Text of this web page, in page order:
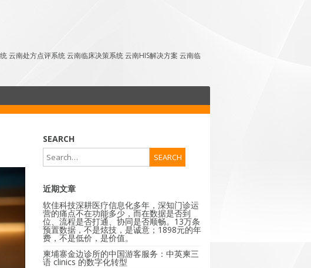
云南处方点评系统 云南临床决策系统 云南HIS解决方案 云南临
SEARCH
近期文章
软佳科技深耕医疗信息化多年，深知门诊运
营的痛点不在功能多少，而在数据是否到
位、流程是否打通、协同是否顺畅。13万条
预置数据，不是炫技，是诚意；1898元的年
费，不是低价，是价值。
柬埔寨金边诊所的中国游客服务：中英柬三
语 clinics 的数字化转型